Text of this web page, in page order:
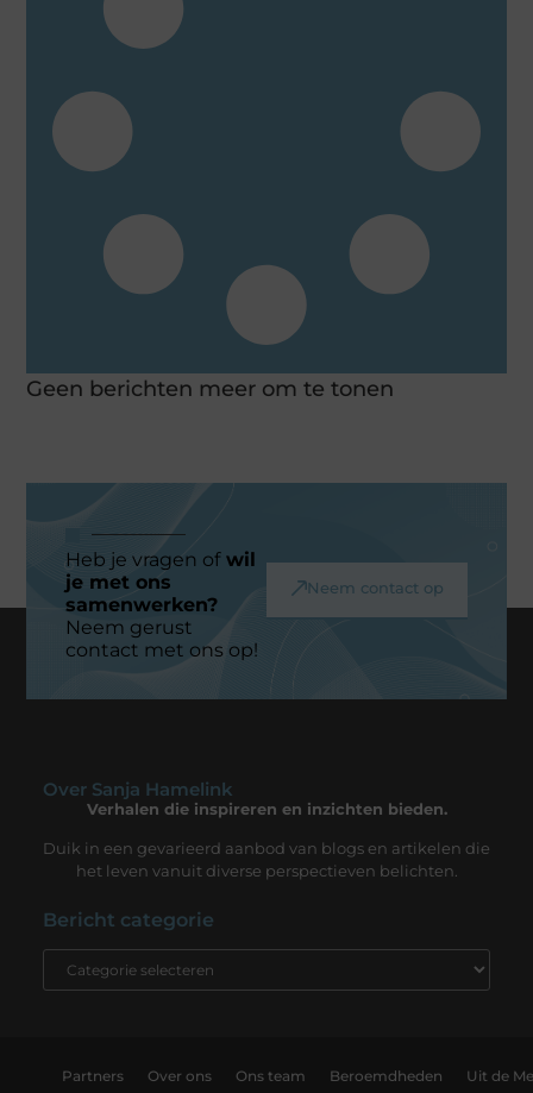
Geen berichten meer om te tonen
Heb je vragen ofwil
je met ons
samenwerken?
Neem gerust
contact met ons op!
Neem contact op
Over Sanja Hamelink
Verhalen die inspireren en inzichten bieden.
Duik in een gevarieerd aanbod van blogs en artikelen die
het leven vanuit diverse perspectieven belichten.
Bericht categorie
Partners Over ons Ons team Beroemdheden Uit de